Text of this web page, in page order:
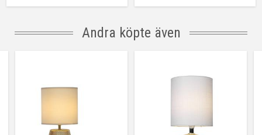
hemmets alla rum. Kombinera
skärmar som finns att välja på.
dekorativa sötnöten levereras
mindre modell med en höjd på
Andra köpte även